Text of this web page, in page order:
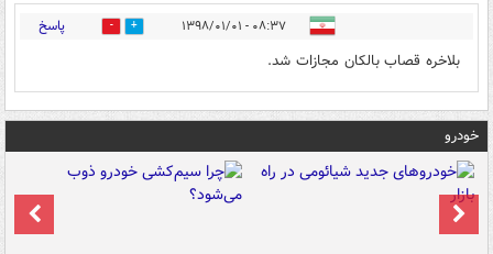
۰۸:۳۷ - ۱۳۹۸/۰۱/۰۱ 3 پاسخ
بلاخره قصاب بالکان مجازات شد.
خودرو